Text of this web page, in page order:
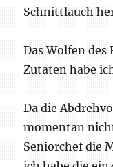
Schnittlauch
Das Wolfen
Zutaten habe
Da die
momentan
Seniorchef die